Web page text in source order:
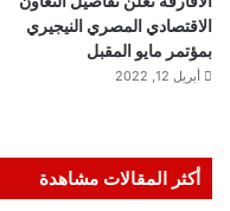
الاقتصادي المصري النيجيري
بمؤتمر مايو المقبل
أبريل 12, 2022
أكثر المقالات مشاهدة